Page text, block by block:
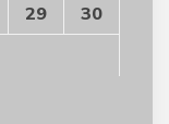
29
30